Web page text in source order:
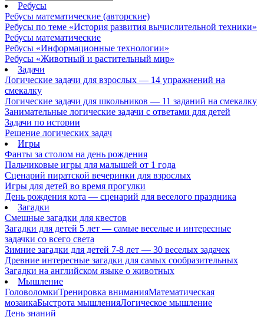
Ребусы
Ребусы математические (авторские)
Ребусы по теме «История развития вычислительной техники»
Ребусы математические
Ребусы «Информационные технологии»
Ребусы «Животный и растительный мир»
Задачи
Логические задачи для взрослых — 14 упражнений на
смекалку
Логические задачи для школьников — 11 заданий на смекалку
Занимательные логические задачи с ответами для детей
Задачи по истории
Решение логических задач
Игры
Фанты за столом на день рождения
Пальчиковые игры для малышей от 1 года
Сценарий пиратской вечеринки для взрослых
Игры для детей во время прогулки
День рождения кота — сценарий для веселого праздника
Загадки
Смешные загадки для квестов
Загадки для детей 5 лет — самые веселые и интересные
задачки со всего света
Зимние загадки для детей 7-8 лет — 30 веселых задачек
Древние интересные загадки для самых сообразительных
Загадки на английском языке о животных
Мышление
ГоловоломкиТренировка вниманияМатематическая
мозаикаБыстрота мышленияЛогическое мышление
День знаний